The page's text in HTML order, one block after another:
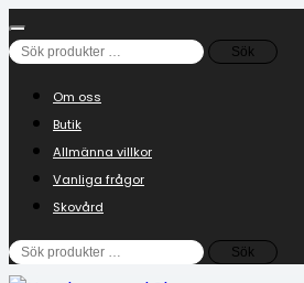
Sök
Sök
Om oss
Butik
Allmänna villkor
Vanliga frågor
Skovård
Sök
efter:
Sök